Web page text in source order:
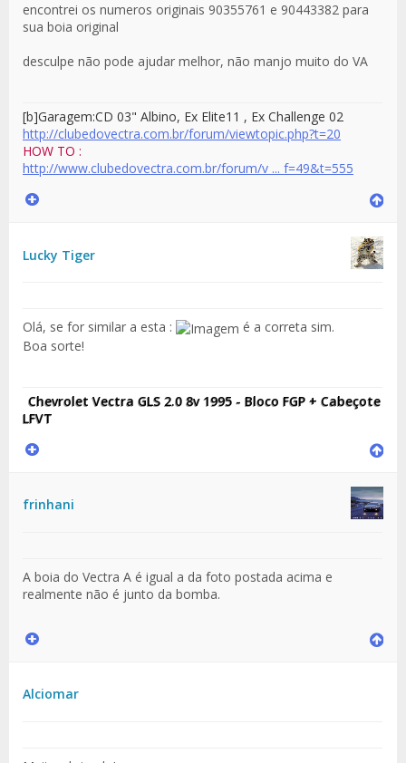
encontrei os numeros originais 90355761 e 90443382 para
sua boia original
desculpe não pode ajudar melhor, não manjo muito do VA
[b]Garagem:CD 03" Albino, Ex Elite11 , Ex Challenge 02
http://clubedovectra.com.br/forum/viewtopic.php?t=20
HOW TO :
http://www.clubedovectra.com.br/forum/v ... f=49&t=555
Lucky Tiger
Olá, se for similar a esta :
é a correta sim.
Boa sorte!
Chevrolet Vectra GLS 2.0 8v 1995 - Bloco FGP + Cabeçote
LFVT
frinhani
A boia do Vectra A é igual a da foto postada acima e
realmente não é junto da bomba.
Alciomar